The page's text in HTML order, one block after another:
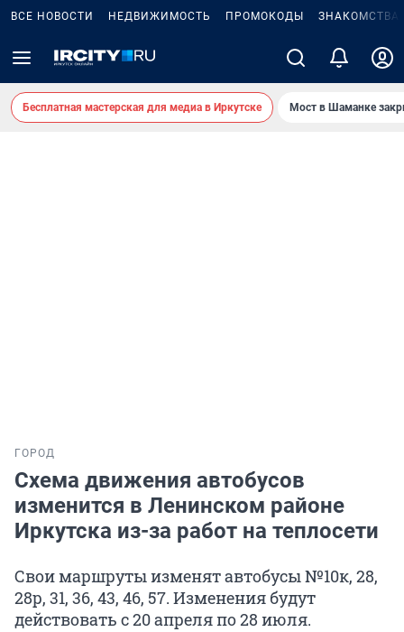
ВСЕ НОВОСТИ НЕДВИЖИМОСТЬ ПРОМОКОДЫ ЗНАКОМСТВА
Бесплатная мастерская для медиа в Иркутске Мост в Шаманке
ГОРОД
Схема движения автобусов
изменится в Ленинском районе
Иркутска из-за работ на теплосети
Свои маршруты изменят автобусы №10к, 28,
28р, 31, 36, 43, 46, 57. Изменения будут
действовать с 20 апреля по 28 июля.